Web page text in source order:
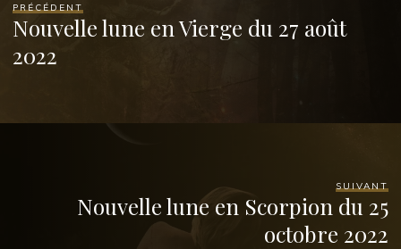
PRÉCÉDENT
Nouvelle lune en Vierge du 27 août
2022
SUIVANT
Nouvelle lune en Scorpion du 25
octobre 2022